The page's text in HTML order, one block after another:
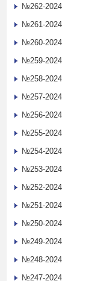
№262-2024
№261-2024
№260-2024
№259-2024
№258-2024
№257-2024
№256-2024
№255-2024
№254-2024
№253-2024
№252-2024
№251-2024
№250-2024
№249-2024
№248-2024
№247-2024